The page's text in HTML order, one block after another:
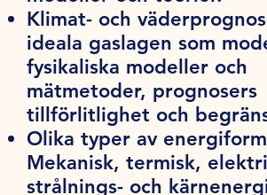
Klimat- och
ideala gaslagen som
fysikaliska modeller och
mätmetoder, prognosers
tillförlitlighet och
Olika typer av
Mekanisk, termisk,
strålnings- och